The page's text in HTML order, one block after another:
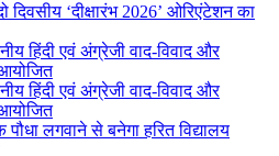
दिवसीय ‘दीक्षारंभ 2026’ ओरिएंटेशन का
हिंदी एवं अंग्रेजी वाद-विवाद और
हिंदी एवं अंग्रेजी वाद-विवाद और
लगवाने से बनेगा हरित विद्यालय